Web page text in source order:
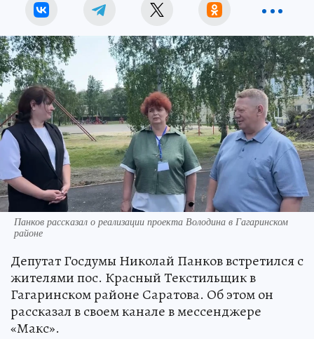
Панков рассказал о реализации проекта Володина в Гагаринском
районе
Депутат Госдумы Николай Панков встретился с
жителями пос. Красный Текстильщик в
Гагаринском районе Саратова. Об этом он
рассказал в своем канале в мессенджере
«Макс».